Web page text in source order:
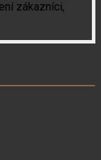
zákazníci,